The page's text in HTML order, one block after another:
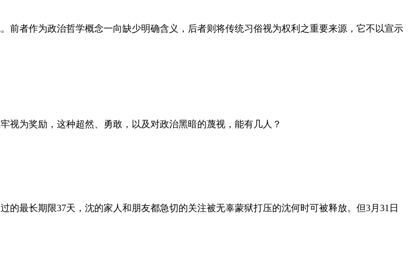
前者作为政治哲学概念一向缺少明确含义，后者则将传统习俗视为权利之重要来源，它不以宣示
视为奖励，这种超然、勇敢，以及对政治黑暗的蔑视，能有几人？
最长期限37天，沈的家人和朋友都急切的关注被无辜蒙狱打压的沈何时可被释放。但3月31日